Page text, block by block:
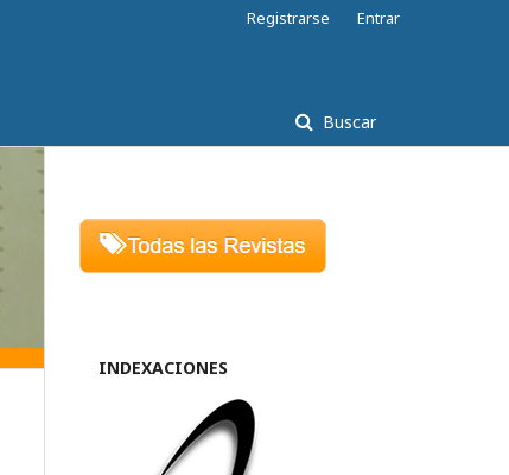
Buscar
Registrarse Entrar
INDEXACIONES